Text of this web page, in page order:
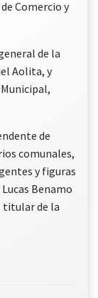
Comercio y
de la
Aolita, y
de
comunales,
y figuras
Benamo
titular de la